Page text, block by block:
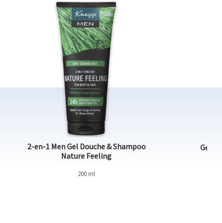
2-en-1 Men Gel Douche & Shampoo
Nature Feeling
200 ml
Gel